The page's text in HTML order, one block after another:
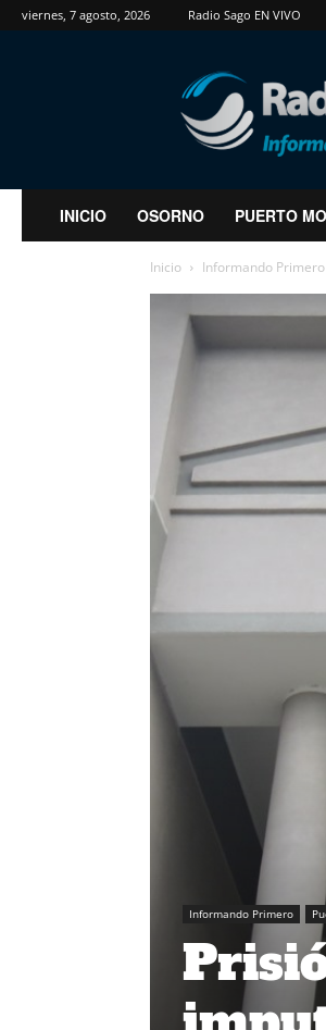
viernes, 7 agosto, 2026 Radio Sago EN VIVO
RadioSago
INICIO OSORNO PUERTO
Inicio Informando Primero
Informando Primero